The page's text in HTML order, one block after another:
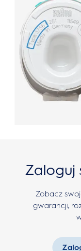
Zaloguj
Zobacz
gwarancji,